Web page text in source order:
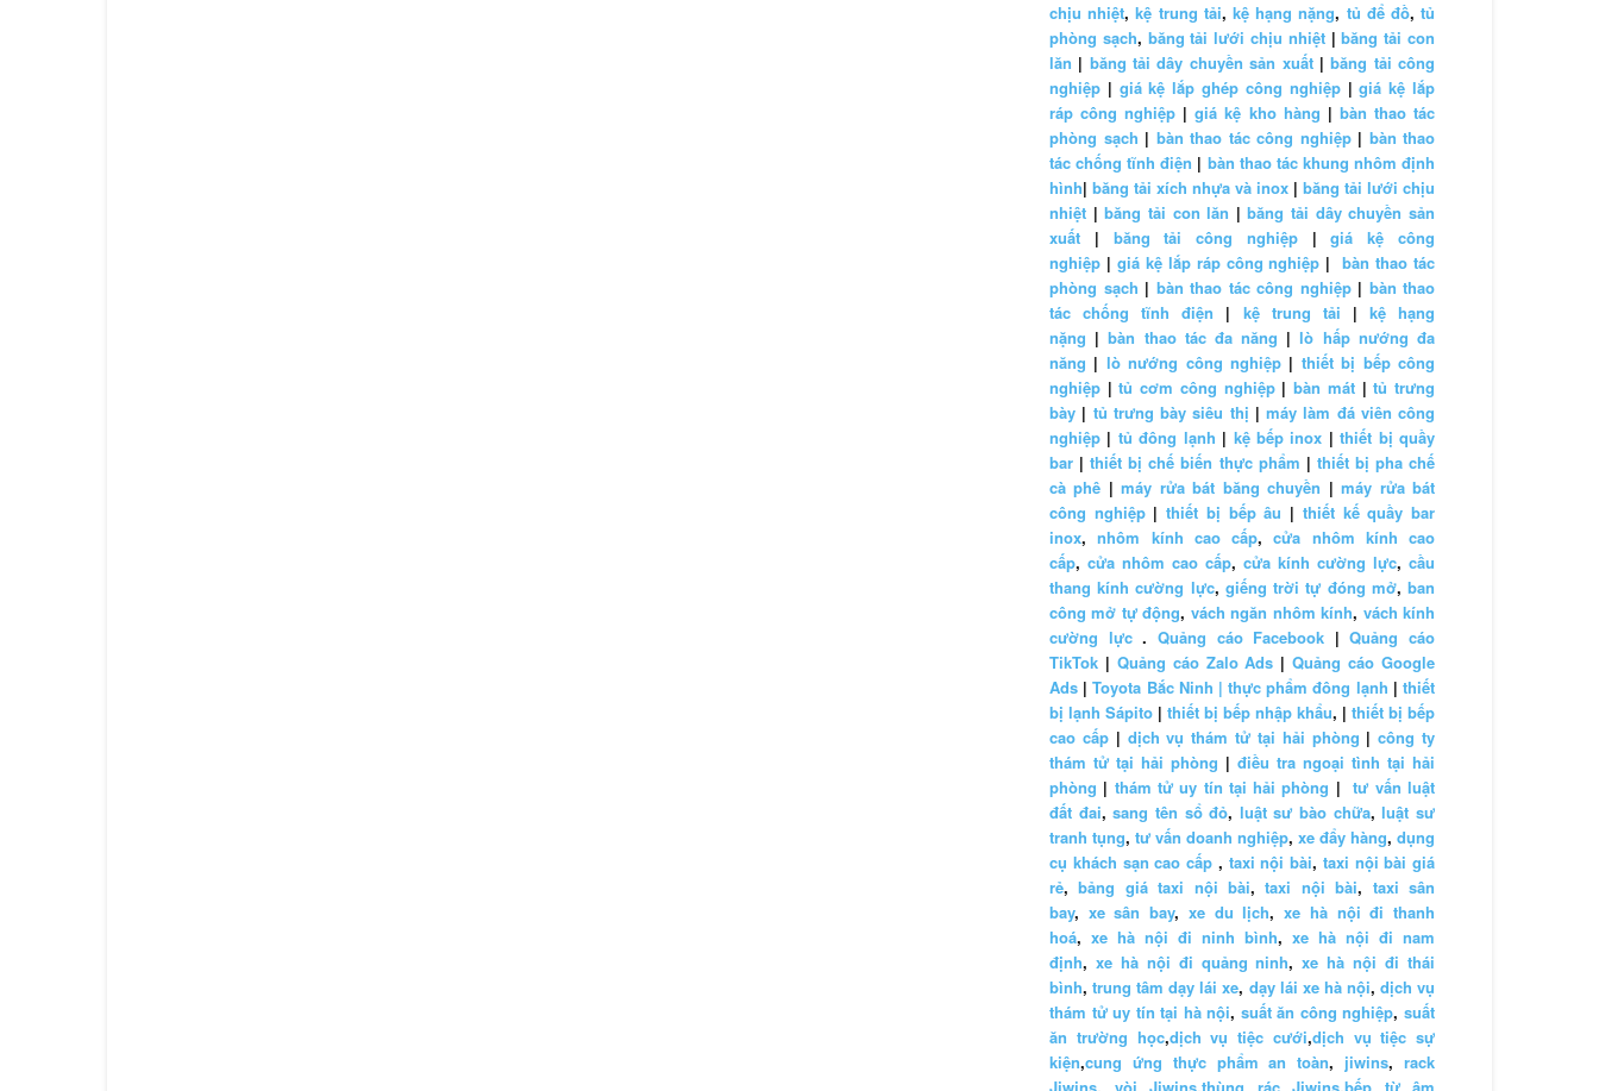
chịu nhiệt,kệ trung tải, kệ hạng nặng, tủ để đồ,tủ
phòng sạch, băng tải lưới chịu nhiệt|băng tải con
lăn | băng tải dây chuyền sản xuất|băng tải công
nghiệp | giá kệ lắp ghép công nghiệp|giá kệ lắp
ráp công nghiệp |giá kệ kho hàng | bàn thao tác
phòng sạch | bàn thao tác công nghiệp| bàn thao
tác chống tĩnh điện | bàn thao tác khung nhôm định
hình| băng tải xích nhựa và inox | băng tải lưới chịu
nhiệt |băng tải con lăn |băng tải dây chuyền sản
xuất | băng tải công nghiệp|giá kệ công
nghiệp | giá kệ lắp ráp công nghiệp |bàn thao tác
phòng sạch | bàn thao tác công nghiệp| bàn thao
tác chống tĩnh điện | kệ trung tải | kệ hạng
nặng |bàn thao tác đa năng |lò hấp nướng đa
năng | lò nướng công nghiệp | thiết bị bếp công
nghiệp |tủ cơm công nghiệp|bàn mát|tủ trưng
bày | tủ trưng bày siêu thị | máy làm đá viên công
nghiệp | tủ đông lạnh | kệ bếp inox |thiết bị quầy
bar |thiết bị chế biến thực phẩm | thiết bị pha chế
cà phê |máy rửa bát băng chuyền |máy rửa bát
công nghiệp|thiết bị bếp âu | thiết kế quầy bar
inox,nhôm kính cao cấp,cửa nhôm kính cao
cấp, cửa nhôm cao cấp, cửa kính cường lực, cầu
thang kính cường lực, giếng trời tự đóng mở,ban
công mở tự động, vách ngăn nhôm kính, vách kính
cường lực. Quảng cáo Facebook |Quảng cáo
TikTok | Quảng cáo Zalo Ads |Quảng cáo Google
Ads |Toyota Bắc Ninh | thực phẩm đông lạnh |thiết
bị lạnh Sápito | thiết bị bếp nhập khẩu, | thiết bị bếp
cao cấp| dịch vụ thám tử tại hải phòng |công ty
thám tử tại hải phòng | điều tra ngoại tình tại hải
phòng | thám tử uy tín tại hải phòng |tư vấn luật
đất đai,sang tên sổ đỏ, luật sư bào chữa,luật sư
tranh tụng, tư vấn doanh nghiệp, xe đẩy hàng, dụng
cụ khách sạn cao cấp , taxi nội bài, taxi nội bài giá
rẻ,bảng giá taxi nội bài,taxi nội bài, taxi sân
bay, xe sân bay, xe du lịch,xe hà nội đi thanh
hoá, xe hà nội đi ninh bình, xe hà nội đi nam
định, xe hà nội đi quảng ninh,xe hà nội đi thái
bình,trung tâm dạy lái xe, dạy lái xe hà nội, dịch vụ
thám tử uy tín tại hà nội, suất ăn công nghiệp,suất
ăn trường học,dịch vụ tiệc cưới,dịch vụ tiệc sự
kiện,cung ứng thực phẩm an toàn, jiwins,rack